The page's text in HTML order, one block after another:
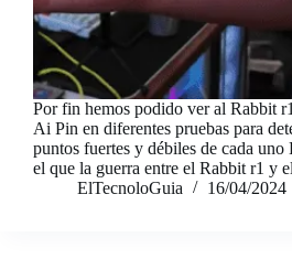
Por fin hemos podido ver al Rabbit
Ai Pin en diferentes pruebas para
puntos fuertes y débiles de cada uno
el que la guerra entre el Rabbit r1 y
ElTecnoloGuia
16/04/2024